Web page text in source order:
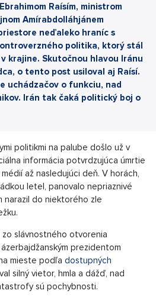
Raísím, ministrom
Amírabdolláhjánem
neďaleko hraníc s
politika, ktorý stál
krajine. Skutočnou hlavou Iránu
o tento post usiloval aj Raísí.
uchádzačov o funkciu, nad
Irán tak čaká politický boj o
politikmi na palube došlo už v
informácia potvrdzujúca úmrtie
až nasledujúci deň. V horách,
letel, panovalo nepriaznivé
do niektorého zle
slávnostného otvorenia
prezidentom
mieste podľa dostupných
silný vietor, hmla a dážď, nad
sú pochybnosti.